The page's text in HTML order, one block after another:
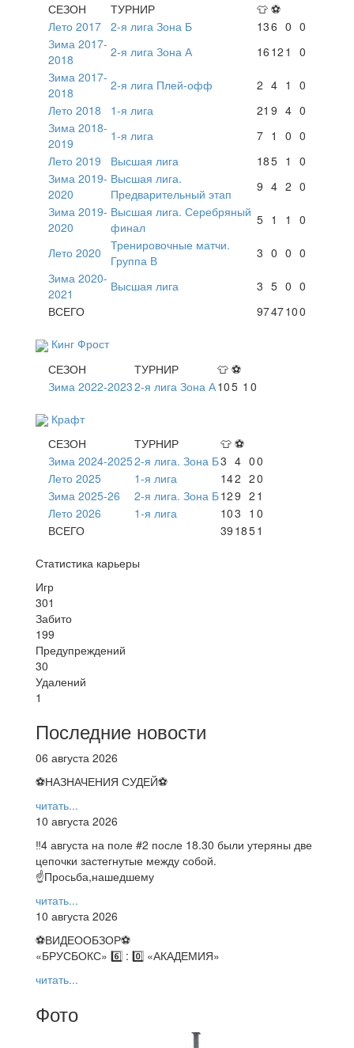
СЕЗОН
ТУРНИР 👕 ⚽
Лето 2017 2-я лига Зона Б 136 0 0
Зима 2017-
2018
2-я лига Зона А 16 12 1
0
Зима 2017-
2018
2-я лига Плей-офф 2 4 1
0
Лето 2018
1-я лига 21 9 4 0
Зима 2018-
2019
1-я лига 7 1 0 0
Лето 2019
Высшая лига 185 1
0
Зима 2019-
2020
Высшая лига.
Предварительный этап
9 4 2 0
Зима 2019-
2020
Высшая лига. Серебряный
финал
5 1 1 0
Лето 2020
Тренировочные матчи.
Группа В
3 0 0 0
Зима 2020-
2021
Высшая лига 3 5 0 0
ВСЕГО
9747100
Кинг Фрост
СЕЗОН
ТУРНИР 👕 ⚽
Зима 2022-20232-я лига Зона А105 1 0
Крафт
СЕЗОН
ТУРНИР 👕 ⚽
Зима 2024-20252-я лига. Зона Б3 4 00
Лето 2025
1-я лига 142 20
Зима 2025-26
2-я лига. Зона Б129 2 1
Лето 2026
1-я лига 103 1 0
ВСЕГО
39 1851
Статистика карьеры
Игр
301
Забито
199
Предупреждений
30
Удалений
1
Последние новости
06 августа 2026
⚽НАЗНАЧЕНИЯ СУДЕЙ⚽
читать...
10 августа 2026
‼4 августа на поле #2 после 18.30 были утеряны две
цепочки застегнутые между собой.
☝Просьба,нашедшему
читать...
10 августа 2026
⚽️ВИДЕООБЗОР⚽️
«БРУСБОКС» 6️⃣ : 0️⃣ «АКАДЕМИЯ»
читать...
Фото